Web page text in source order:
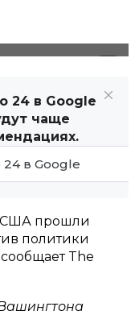
24 в Google
чаще
в Google
США прошли
политики
The